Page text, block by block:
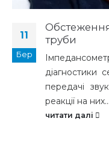
11
Бер
Обстеження
труби
діагностики
передачі
реакції на
читати далі